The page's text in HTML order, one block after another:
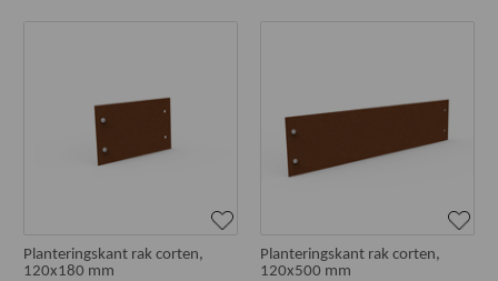
Planteringskant rak corten,
120x180 mm
Planteringskant rak corten,
120x500 mm